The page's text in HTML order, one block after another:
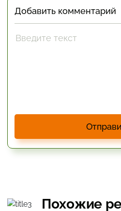
Добавить комментарий
Похожие